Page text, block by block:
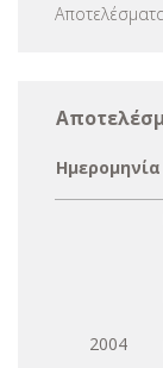
Ημερομηνία
2004